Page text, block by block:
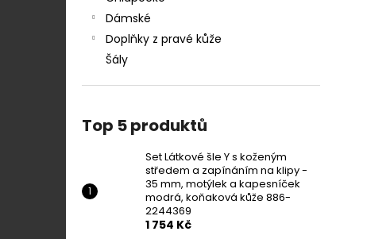
Dámské
Doplňky z pravé kůže
Šály
Top 5 produktů
Set Látkové šle Y s koženým
středem a zapínáním na klipy -
35 mm, motýlek a kapesníček
modrá, koňaková kůže 886-
2244369
1 754 Kč